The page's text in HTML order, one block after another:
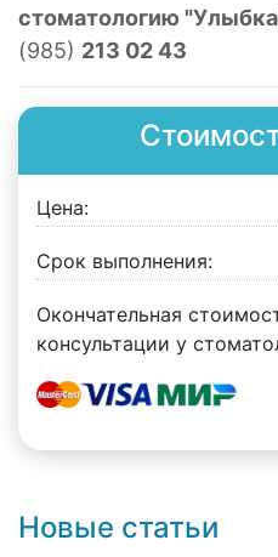
стоматологию
(985) 213 02 43
Цена:
Срок выполнения:
Окончательная
консультации у
Новые статьи